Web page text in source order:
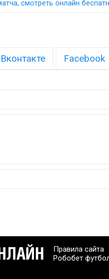
смотреть онлайн
Вконтакте Facebook
Правила сайта
Робобет